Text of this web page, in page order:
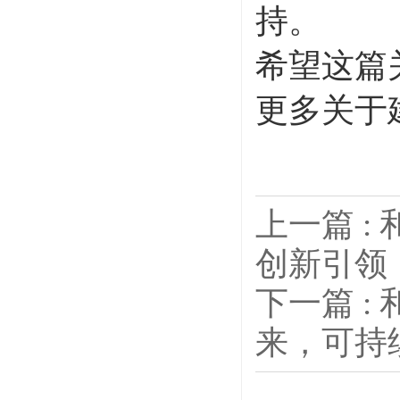
持。
希望这篇
更多关于
上一篇 :
创新引领
下一篇 :
来，可持